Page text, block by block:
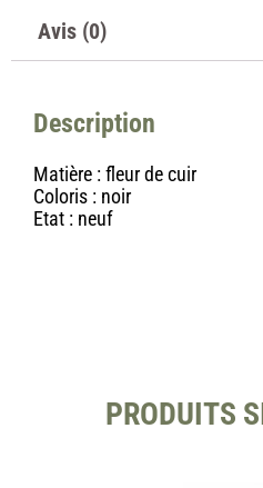
Avis (0)
Description
Matière : fleur de cuir
Coloris : noir
Etat : neuf
PRODUITS